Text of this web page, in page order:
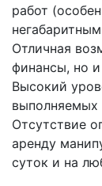
работ
Отличная
финансы, но
Высокий
выполняемых
Отсутствие
аренду
суток и на